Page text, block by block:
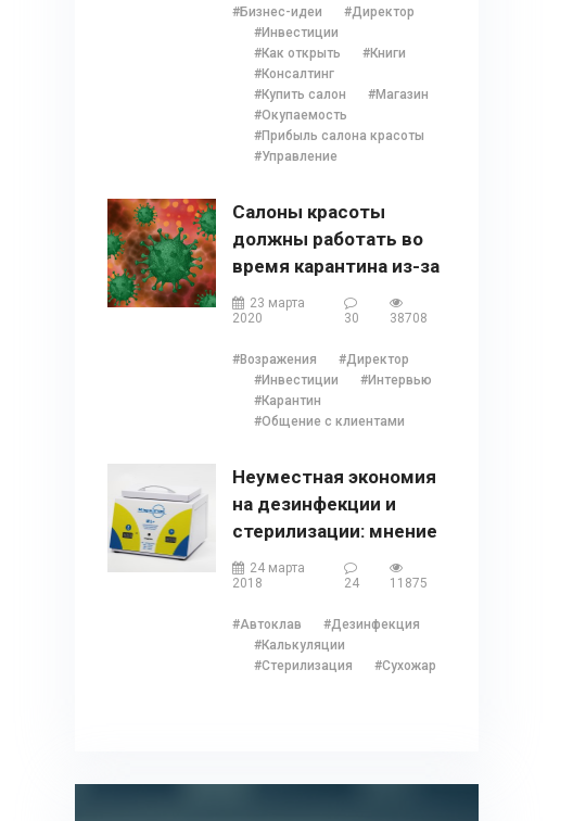
#Бизнес-идеи
#Директор
#Инвестиции
#Как открыть
#Книги
#Консалтинг
#Купить салон
#Магазин
#Окупаемость
#Прибыль салона красоты
#Управление
Салоны красоты
должны работать во
время карантина из-за
COVID 19?
23 марта
2020
30 38708
#Возражения
#Директор
#Инвестиции
#Интервью
#Карантин
#Общение с клиентами
Неуместная экономия
на дезинфекции и
стерилизации: мнение
Наталии Ушецкой
24 марта
2018
24 11875
#Автоклав
#Дезинфекция
#Калькуляции
#Стерилизация
#Сухожар